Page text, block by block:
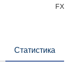
FX
Статистика